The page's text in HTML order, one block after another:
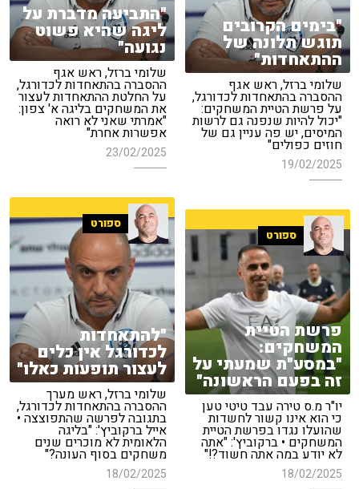
"התביעה מדברת על
ליגה שהיא פשוט
נגועה"
שלומי ברזל, ראש אגף
ההסברה בהתאחדות לכדורגל,
על החלטת ההתאחדות לעצור
את המשחקים בליגה א' צפון:
"אמרתי שאני לא רואה
אפשרות אחרת"
23/02/2025
"בימים הקרובים
תוגש תלונה של
ההתאחדות"
שלומי ברזל, ראש אגף
ההסברה בהתאחדות לכדורגל,
על פרשת הטיית המשחקים:
"יכול להיות שנפנה גם לרשות
המיסים, יש פה עניין גם של
חוזים כפולים"
19/02/2025
ספורט
"להתאחדות
לכדורגל אין כלים
לעצור תופעות כאלו"
שלומי ברזל, ראש מערך
ההסברה בהתאחדות לכדורגל,
בתגובה לפרשה שהתפוצצה •
אייל ברקוביץ': "בליגה
הלאומית לא מוכרים שנים
משחקים בסוף העונה?"
18/02/2025
ספורט
פרשת הטיית
המשחקים:
"במסע"ת שמעתי על
זה בפעם הראשונה"
יו"ר מ.ס טירה עבד טיטי טען
כי הוא אינו קשור לחשדות
שהועלו נגדו בפרשת הטיית
המשחקים • ברקוביץ': "אתה
לא יודע במה אתה חשוד?!"
18/02/2025